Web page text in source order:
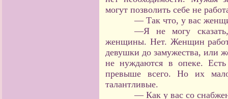
могут позволить себе не
— Так что, у вас
—Я не могу
женщины. Нет. Женщин
девушки до замужества, или
не нуждаются в опеке.
превыше всего. Но их
талантливые.
— Как у вас со